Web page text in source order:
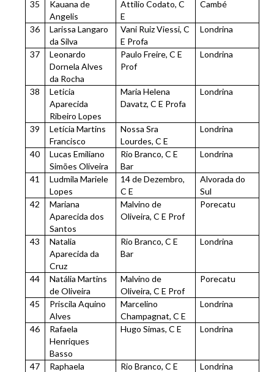
35
Kauana de
Angelis
Attilio Codato, C
E
Cambé
36
Larissa Langaro
da Silva
Vani Ruiz Viessi, C
E Profa
Londrina
37
Leonardo
Dornela Alves
da Rocha
Paulo Freire, C E
Prof
Londrina
38
Leticia
Aparecida
Ribeiro Lopes
Maria Helena
Davatz, C E Profa
Londrina
39
Letícia Martins
Francisco
Nossa Sra
Lourdes, C E
Londrina
40
Lucas Emiliano
Simões Oliveira
Rio Branco, C E
Bar
Londrina
41
Ludmila Mariele
Lopes
14 de Dezembro,
C E
Alvorada do
Sul
42
Mariana
Aparecida dos
Santos
Malvino de
Oliveira, C E Prof
Porecatu
43
Natalia
Aparecida da
Cruz
Rio Branco, C E
Bar
Londrina
44
Natália Martins
de Oliveira
Malvino de
Oliveira, C E Prof
Porecatu
45
Priscila Aquino
Alves
Marcelino
Champagnat, C E
Londrina
46
Rafaela
Henriques
Basso
Hugo Simas, C E Londrina
47
Raphaela
Rio Branco, C E
Londrina